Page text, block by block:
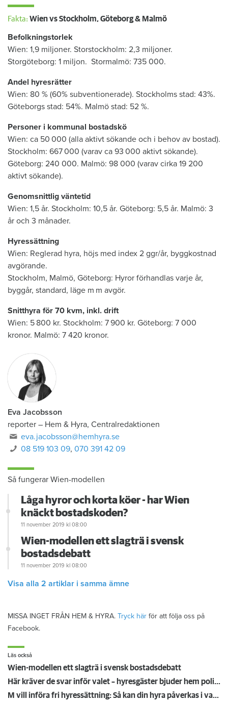
Fakta: Wien vs Stockholm, Göteborg & Malmö
Befolkningstorlek
Wien: 1,9 miljoner. Storstockholm: 2,3 miljoner.
Storgöteborg: 1 miljon. Stormalmö: 735 000.
Andel hyresrätter
Wien: 80 % (60% subventionerade). Stockholms stad: 43%.
Göteborgs stad: 54%. Malmö stad: 52 %.
Personer i kommunal bostadskö
Wien: ca 50 000 (alla aktivt sökande och i behov av bostad).
Stockholm: 667 000 (varav ca 93 000 aktivt sökande).
Göteborg: 240 000. Malmö: 98 000 (varav cirka 19 200
aktivt sökande).
Genomsnittlig väntetid
Wien: 1,5 år. Stockholm: 10,5 år. Göteborg: 5,5 år. Malmö: 3
år och 3 månader.
Hyressättning
Wien: Reglerad hyra, höjs med index 2 ggr/år, byggkostnad
avgörande.
Stockholm, Malmö, Göteborg: Hyror förhandlas varje år,
byggår, standard, läge m m avgör.
Snitthyra för 70 kvm, inkl. drift
Wien: 5 800 kr. Stockholm: 7 900 kr. Göteborg: 7 000
kronor. Malmö: 7 420 kronor.
Eva Jacobsson
reporter – Hem & Hyra, Centralredaktionen
eva.jacobsson@hemhyra.se
08 519 103 09,070 391 42 09
Så fungerar Wien-modellen
Låga hyror och korta köer - har Wien
knäckt bostadskoden?
11 november 2019 kl 08:00
Wien-modellen ett slagträ i svensk
bostadsdebatt
11 november 2019 kl 08:00
Visa alla 2 artiklar i samma ämne
MISSA INGET FRÅN HEM & HYRA. Tryck här för att följa oss på
Facebook.
Läs också
Wien-modellen ett slagträ i svensk bostadsdebatt
Här kräver de svar inför valet – hyresgäster bjuder hem politiker
M vill införa fri hyressättning: Så kan din hyra påverkas i valet 2026